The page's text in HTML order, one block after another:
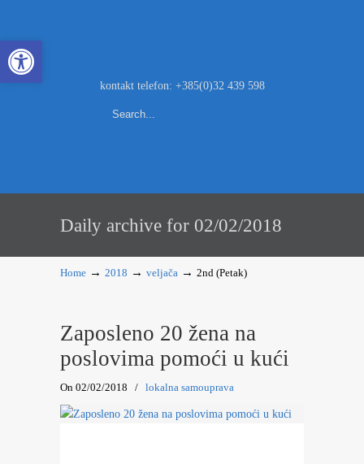
Open toolbar
kontakt telefon: +385(0)32 439 598
Daily archive for 02/02/2018
Home → 2018 → veljača → 2nd (Petak)
Zaposleno 20 žena na
poslovima pomoći u kući
On 02/02/2018 / lokalna samouprava